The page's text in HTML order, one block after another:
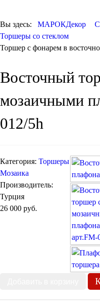
Люстры из
Люстры со
Марокканские
Бра из мозаики
Бра со стеклом
Настольные лампы
Вы здесь: МАРОКДекор
Торшеры со стеклом
Торшер с фонарем в
Восточный
мозаичными
012/5h
Категория: Торшеры
Мозаика
Производитель:
Турция
26 000 руб.